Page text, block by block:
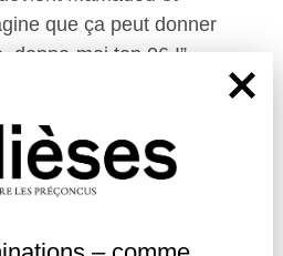
que ça peut donner
donne-moi ton 06 !”,
prochaine, toujours
tous, ça pourra donner
c’est bien ça ?”
– des pensées de son